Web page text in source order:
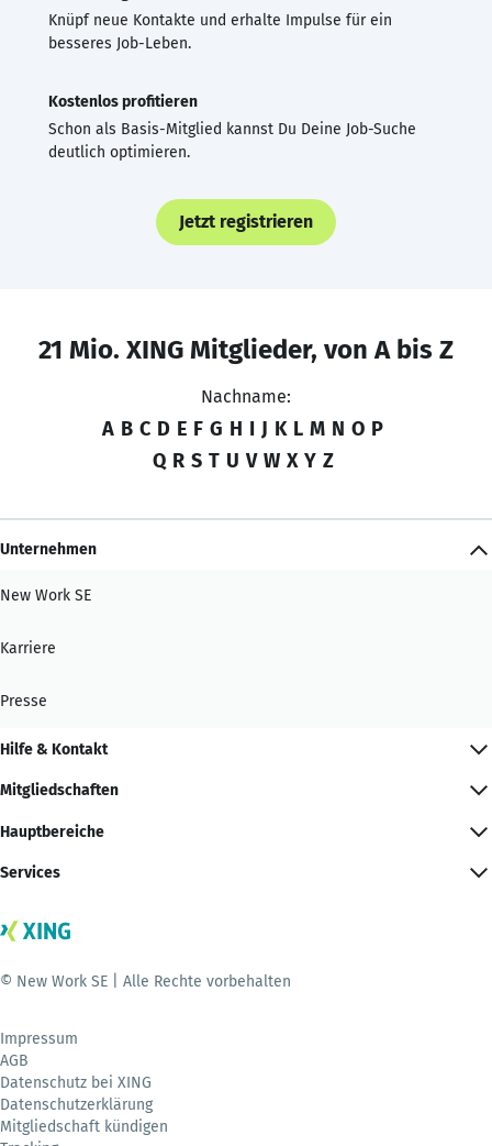
Knüpf neue Kontakte und erhalte Impulse für ein
besseres Job-Leben.
Kostenlos profitieren
Schon als Basis-Mitglied kannst Du Deine Job-Suche
deutlich optimieren.
Jetzt registrieren
21 Mio. XING Mitglieder, von A bis Z
Nachname:
A B C D E F G H I J K L M N O P
Q R S T U V W X Y Z
Unternehmen
New Work SE
Karriere
Presse
Hilfe & Kontakt
Mitgliedschaften
Hauptbereiche
Services
© New Work SE | Alle Rechte vorbehalten
Impressum
AGB
Datenschutz bei XING
Datenschutzerklärung
Mitgliedschaft kündigen